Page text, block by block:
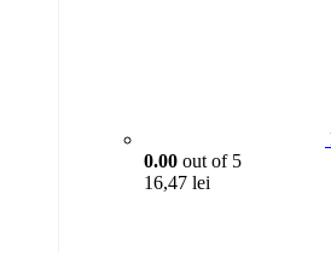
0.00 out of 5
16,47 lei